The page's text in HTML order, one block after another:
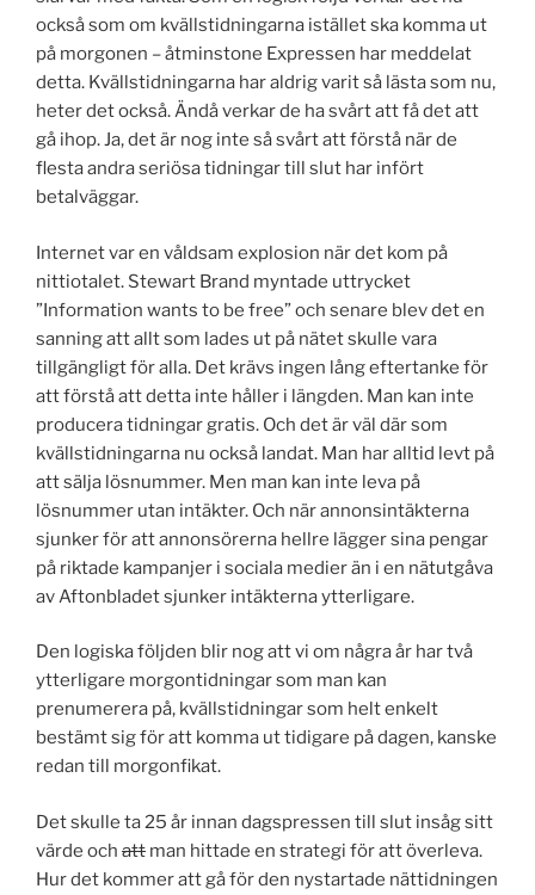
också som om kvällstidningarna istället ska komma ut
på morgonen – åtminstone Expressen har meddelat
detta. Kvällstidningarna har aldrig varit så lästa som nu,
heter det också. Ändå verkar de ha svårt att få det att
gå ihop. Ja, det är nog inte så svårt att förstå när de
flesta andra seriösa tidningar till slut har infört
betalväggar.
Internet var en våldsam explosion när det kom på
nittiotalet. Stewart Brand myntade uttrycket
”Information wants to be free” och senare blev det en
sanning att allt som lades ut på nätet skulle vara
tillgängligt för alla. Det krävs ingen lång eftertanke för
att förstå att detta inte håller i längden. Man kan inte
producera tidningar gratis. Och det är väl där som
kvällstidningarna nu också landat. Man har alltid levt på
att sälja lösnummer. Men man kan inte leva på
lösnummer utan intäkter. Och när annonsintäkterna
sjunker för att annonsörerna hellre lägger sina pengar
på riktade kampanjer i sociala medier än i en nätutgåva
av Aftonbladet sjunker intäkterna ytterligare.
Den logiska följden blir nog att vi om några år har två
ytterligare morgontidningar som man kan
prenumerera på, kvällstidningar som helt enkelt
bestämt sig för att komma ut tidigare på dagen, kanske
redan till morgonfikat.
Det skulle ta 25 år innan dagspressen till slut insåg sitt
värde och att man hittade en strategi för att överleva.
Hur det kommer att gå för den nystartade nättidningen